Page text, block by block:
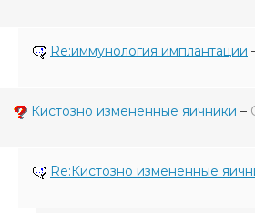
Re:иммунология имплантации
Кистозно измененные яичники –
Re:Кистозно измененные